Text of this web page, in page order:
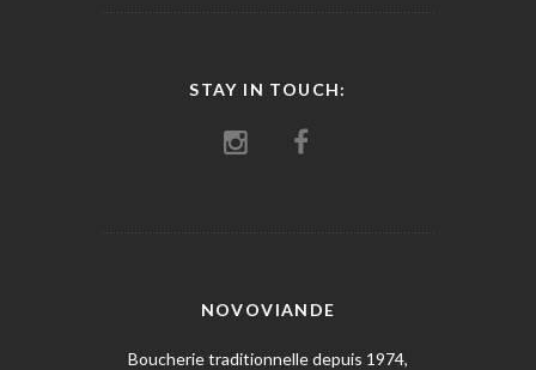
STAY IN TOUCH:
NOVOVIANDE
Boucherie traditionnelle depuis 1974,